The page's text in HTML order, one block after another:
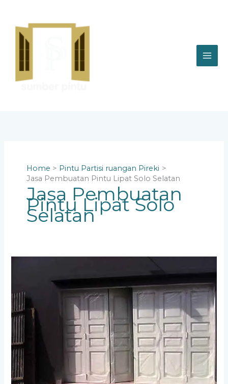
content
Home
Pintu Partisi ruangan Pireki
Jasa Pembuatan Pintu Lipat Solo Selatan
Jasa Pembuatan
Pintu Lipat Solo
Selatan